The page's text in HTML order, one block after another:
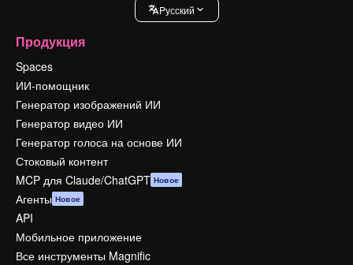
Pусский
Продукция
Spaces
ИИ-помощник
Генератор изображений ИИ
Генератор видео ИИ
Генератор голоса на основе ИИ
Стоковый контент
MCP для Claude/ChatGPT Новое
Агенты Новое
API
Мобильное приложение
Все инструменты Magnific